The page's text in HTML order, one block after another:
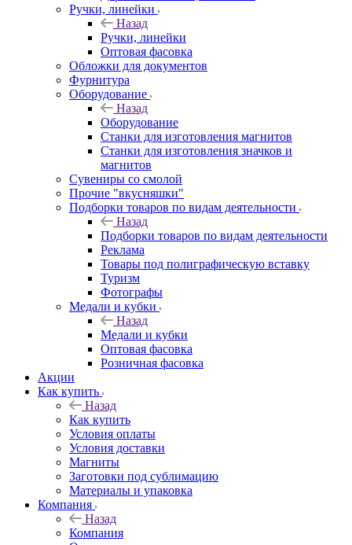
Ручки, линейки
Назад
Ручки, линейки
Оптовая фасовка
Обложки для документов
Фурнитура
Оборудование
Назад
Оборудование
Станки для изготовления магнитов
Станки для изготовления значков и
магнитов
Сувениры со смолой
Прочие "вкусняшки"
Подборки товаров по видам деятельности
Назад
Подборки товаров по видам деятельности
Реклама
Товары под полиграфическую вставку
Туризм
Фотографы
Медали и кубки
Назад
Медали и кубки
Оптовая фасовка
Розничная фасовка
Акции
Как купить
Назад
Как купить
Условия оплаты
Условия доставки
Магниты
Заготовки под сублимацию
Материалы и упаковка
Компания
Назад
Компания